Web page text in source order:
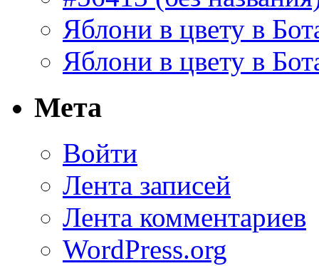
Яблони в цвету в
Яблони в цвету в
Мета
Войти
Лента записей
Лента комментариев
WordPress.org